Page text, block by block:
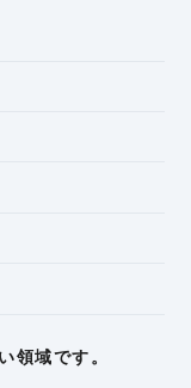
領域です。